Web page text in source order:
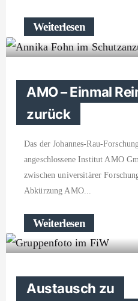
Weiterlesen
AMO – Einmal
zurück
Das der Johannes-Rau-
angeschlossene Institut AMO
zwischen universitärer
Abkürzung AMO
Weiterlesen
Austausch zu